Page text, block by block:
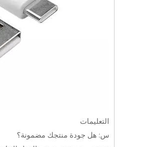
التعليمات
س: هل جودة منتجك مضمونة؟